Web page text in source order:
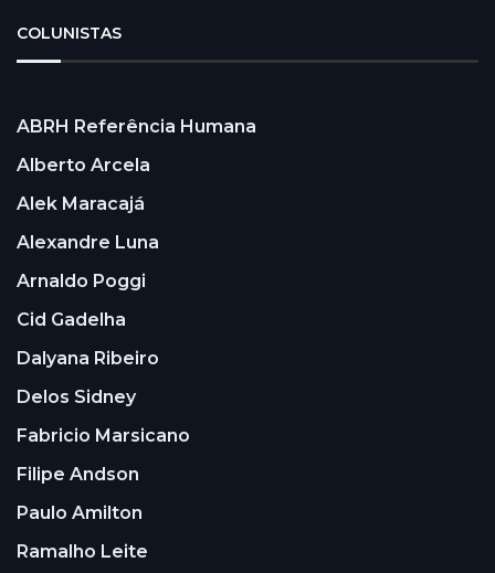
COLUNISTAS
ABRH Referência Humana
Alberto Arcela
Alek Maracajá
Alexandre Luna
Arnaldo Poggi
Cid Gadelha
Dalyana Ribeiro
Delos Sidney
Fabricio Marsicano
Filipe Andson
Paulo Amilton
Ramalho Leite